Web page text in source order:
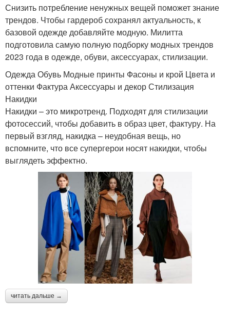
Снизить потребление ненужных вещей поможет знание
трендов. Чтобы гардероб сохранял актуальность, к
базовой одежде добавляйте модную. Милитта
подготовила самую полную подборку модных трендов
2023 года в одежде, обуви, аксессуарах, стилизации.
Одежда Обувь Модные принты Фасоны и крой Цвета и
оттенки Фактура Аксессуары и декор Стилизация
Накидки
Накидки – это микротренд. Подходят для стилизации
фотосессий, чтобы добавить в образ цвет, фактуру. На
первый взгляд, накидка – неудобная вещь, но
вспомните, что все супергерои носят накидки, чтобы
выглядеть эффектно.
читать дальше →